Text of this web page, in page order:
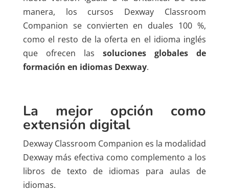
manera, los cursos Dexway Classroom
Companion se convierten en duales 100 %,
como el resto de la oferta en el idioma inglés
que ofrecen lassoluciones globales de
formación en idiomas Dexway.
La mejor opción como
extensión digital
Dexway Classroom Companion es la modalidad
Dexway más efectiva como complemento a los
libros de texto de idiomas para aulas de
idiomas.